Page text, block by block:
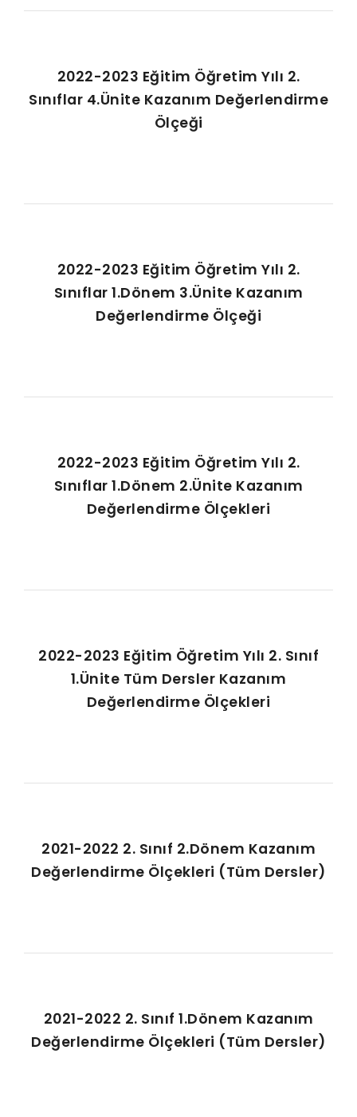
2022-2023 Eğitim Öğretim Yılı 2.
Sınıflar 4.Ünite Kazanım Değerlendirme
Ölçeği
2022-2023 Eğitim Öğretim Yılı 2.
Sınıflar 1.Dönem 3.Ünite Kazanım
Değerlendirme Ölçeği
2022-2023 Eğitim Öğretim Yılı 2.
Sınıflar 1.Dönem 2.Ünite Kazanım
Değerlendirme Ölçekleri
2022-2023 Eğitim Öğretim Yılı 2. Sınıf
1.Ünite Tüm Dersler Kazanım
Değerlendirme Ölçekleri
2021-2022 2. Sınıf 2.Dönem Kazanım
Değerlendirme Ölçekleri (Tüm Dersler)
2021-2022 2. Sınıf 1.Dönem Kazanım
Değerlendirme Ölçekleri (Tüm Dersler)